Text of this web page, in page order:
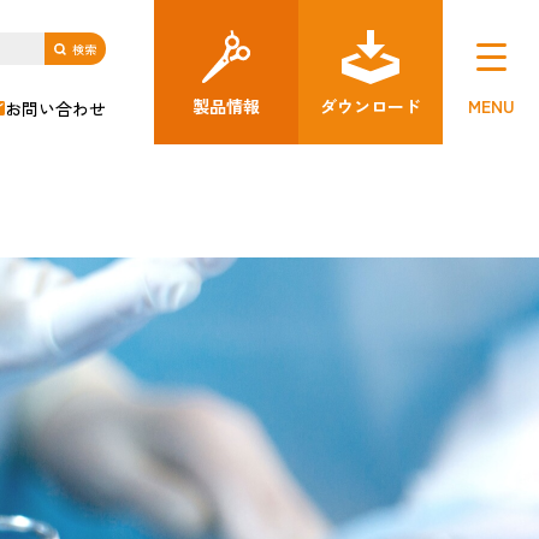
お問い合わせ 製品情報 ダウンロード MENU